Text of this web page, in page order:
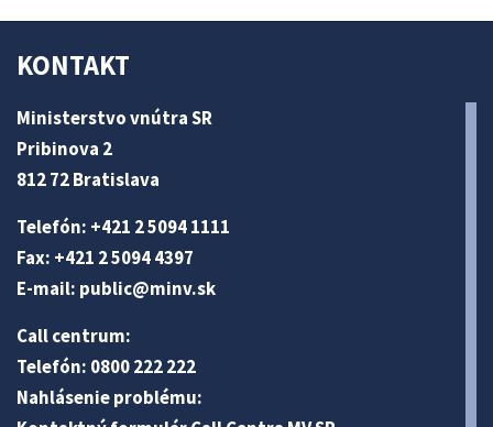
KONTAKT
Ministerstvo vnútra SR
Pribinova 2
812 72 Bratislava
Telefón: +421 2 5094 1111
Fax: +421 2 5094 4397
E-mail: public@minv.sk
Call centrum:
Telefón: 0800 222 222
Nahlásenie problému: